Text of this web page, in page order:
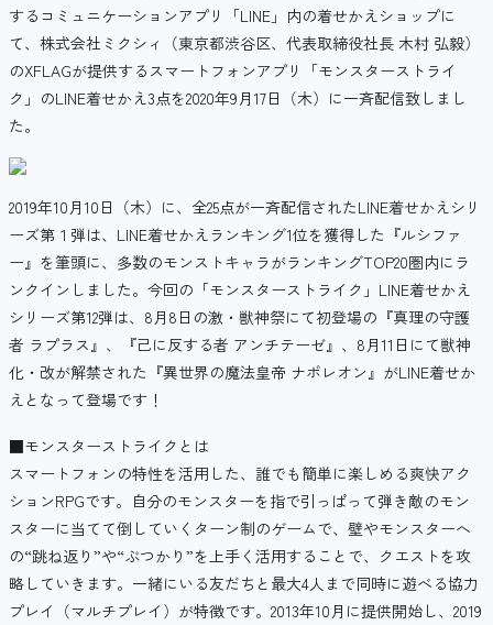
するコミュニケーションアプリ「LINE」内の着せかえショップに
て、株式会社ミクシィ（東京都渋谷区、代表取締役社長 木村 弘毅）
のXFLAGが提供するスマートフォンアプリ「モンスターストライ
ク」のLINE着せかえ3点を2020年9月17日（木）に一斉配信致しまし
た。
2019年10月10日（木）に、全25点が一斉配信されたLINE着せかえシリ
ーズ第１弾は、LINE着せかえランキング1位を獲得した『ルシファ
ー』を筆頭に、多数のモンストキャラがランキングTOP20圏内にラ
ンクインしました。今回の「モンスターストライク」LINE着せかえ
シリーズ第12弾は、8月8日の激・獣神祭にて初登場の『真理の守護
者 ラプラス』、『己に反する者 アンチテーゼ』、8月11日にて獣神
化・改が解禁された『異世界の魔法皇帝 ナポレオン』がLINE着せか
えとなって登場です！
■モンスターストライクとは
スマートフォンの特性を活用した、誰でも簡単に楽しめる爽快アク
ションRPGです。自分のモンスターを指で引っぱって弾き敵のモン
スターに当てて倒していくターン制のゲームで、壁やモンスターへ
の“跳ね返り”や“ぶつかり”を上手く活用することで、クエストを攻
略していきます。一緒にいる友だちと最大4人まで同時に遊べる協力
プレイ（マルチプレイ）が特徴です。2013年10月に提供開始し、2019